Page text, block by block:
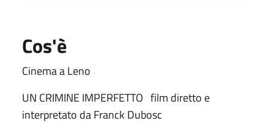
Cos'è
Cinema a Leno
UN CRIMINE IMPERFETTO film diretto e
interpretato da Franck Dubosc